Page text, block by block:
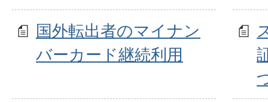
国外転出者のマイナン
バーカード継続利用